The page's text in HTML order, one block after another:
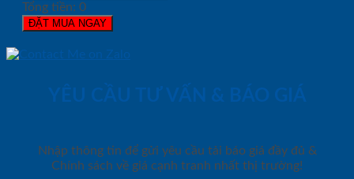
Tổng tiền: 0
ĐẶT MUA NGAY
YÊU CẦU TƯ VẤN & BÁO GIÁ
Nhập thông tin để gửi yêu cầu tải báo giá đầy đủ &
Chính sách về giá cạnh tranh nhất thị trường!